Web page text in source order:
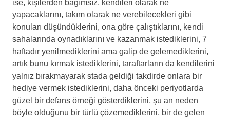
ise, kişilerden bağımsız, kendileri olarak ne
yapacaklarını, takım olarak ne verebilecekleri gibi
konuları düşündüklerini, ona göre çalıştıklarını, kendi
sahalarında oynadıklarını ve kazanmak istediklerini, 7
haftadır yenilmediklerini ama galip de gelemediklerini,
artık bunu kırmak istediklerini, taraftarların da kendilerini
yalnız bırakmayarak stada geldiği takdirde onlara bir
hediye vermek istediklerini, daha önceki periyotlarda
güzel bir defans örneği gösterdiklerini, şu an neden
böyle olduğunu bir türlü çözemediklerini, bir de gelen